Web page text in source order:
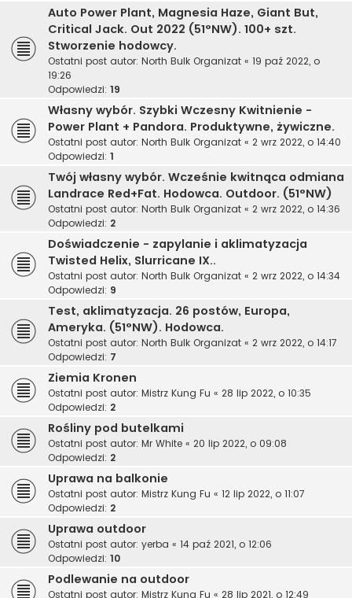
Auto Power Plant, Magnesia Haze, Giant But,
Critical Jack. Out 2022 (51°NW). 100+ szt.
Stworzenie hodowcy.
Ostatni post autor: North Bulk Organizat « 19 paź 2022, o
19:26
Odpowiedzi: 19
Własny wybór. Szybki Wczesny Kwitnienie -
Power Plant + Pandora. Produktywne, żywiczne.
Ostatni post autor: North Bulk Organizat « 2 wrz 2022, o 14:40
Odpowiedzi: 1
Twój własny wybór. Wcześnie kwitnąca odmiana
Landrace Red+Fat. Hodowca. Outdoor. (51°NW)
Ostatni post autor: North Bulk Organizat « 2 wrz 2022, o 14:36
Odpowiedzi: 2
Doświadczenie - zapylanie i aklimatyzacja
Twisted Helix, Slurricane IX..
Ostatni post autor: North Bulk Organizat « 2 wrz 2022, o 14:34
Odpowiedzi: 9
Test, aklimatyzacja. 26 postów, Europa,
Ameryka. (51°NW). Hodowca.
Ostatni post autor: North Bulk Organizat « 2 wrz 2022, o 14:17
Odpowiedzi: 7
Ziemia Kronen
Ostatni post autor: Mistrz Kung Fu « 28 lip 2022, o 10:35
Odpowiedzi: 2
Rośliny pod butelkami
Ostatni post autor: Mr White « 20 lip 2022, o 09:08
Odpowiedzi: 2
Uprawa na balkonie
Ostatni post autor: Mistrz Kung Fu « 12 lip 2022, o 11:07
Odpowiedzi: 2
Uprawa outdoor
Ostatni post autor: yerba « 14 paź 2021, o 12:06
Odpowiedzi: 10
Podlewanie na outdoor
Ostatni post autor: Mistrz Kung Fu « 28 lip 2021, o 12:49